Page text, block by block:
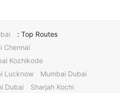
Top Routes :
Chennai
Kozhikode
Mumbai Dubai
Lucknow
Sharjah Kochi
Dubai